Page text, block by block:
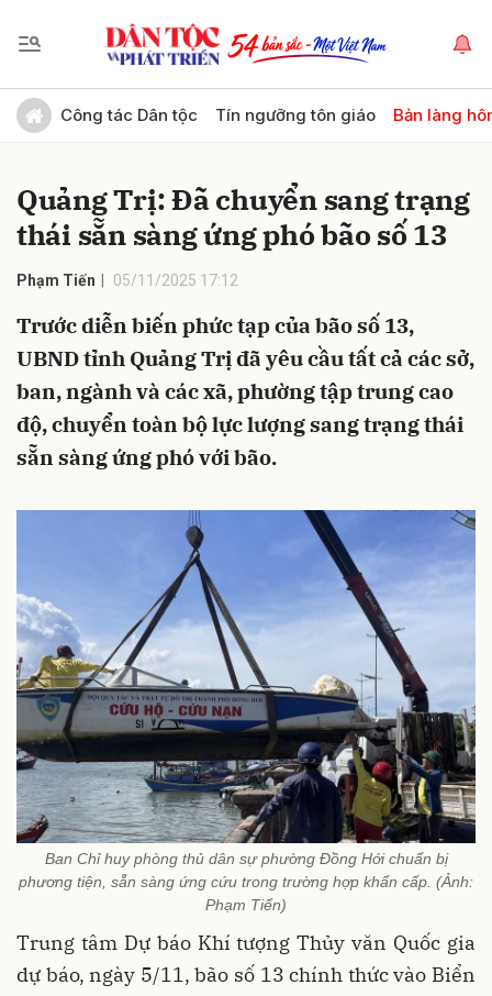
Công tác Dân tộc Tín ngưỡng tôn giáo Bản làng
Quảng Trị: Đã chuyển sang trạng
thái sẵn sàng ứng phó bão số 13
Phạm Tiến 05/11/2025 17:12
Trước diễn biến phức tạp của bão số 13,
UBND tỉnh Quảng Trị đã yêu cầu tất cả các sở,
ban, ngành và các xã, phường tập trung cao
độ, chuyển toàn bộ lực lượng sang trạng thái
sẵn sàng ứng phó với bão.
Ban Chỉ huy phòng thủ dân sự phường Đồng Hới chuẩn bị
phương tiện, sẵn sàng ứng cứu trong trường hợp khẩn cấp. (Ảnh:
Phạm Tiến)
Trung tâm Dự báo Khí tượng Thủy văn Quốc gia
dự báo, ngày 5/11, bão số 13 chính thức vào Biển
Gửi bình luận
Hủy